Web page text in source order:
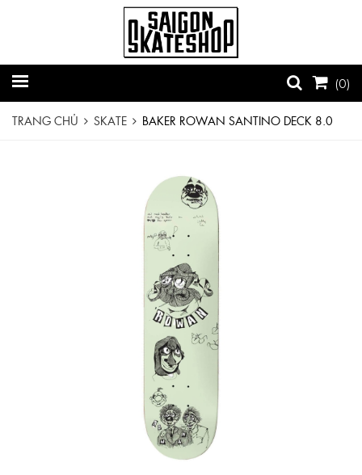
(0)
TRANG CHỦ SKATE BAKER ROWAN SANTINO DECK 8.0